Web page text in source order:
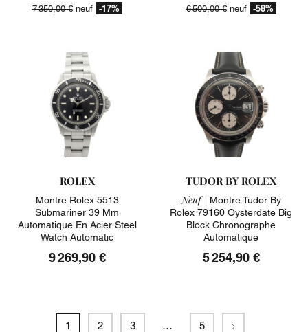
7 350,00 €neuf -17% 6 500,00 €neuf -58%
ROLEX
Montre Rolex 5513
Submariner 39 Mm
Automatique En Acier Steel
Watch Automatic
9 269,90 €
TUDOR BY ROLEX
Neuf | Montre Tudor By
Rolex 79160 Oysterdate Big
Block Chronographe
Automatique
5 254,90 €
1 2 3 … 5 Suivant